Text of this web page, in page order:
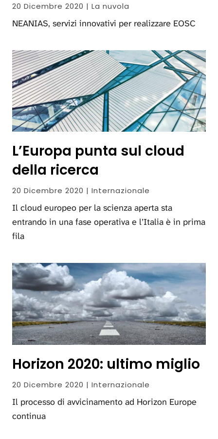
20 Dicembre 2020 | La nuvola
NEANIAS, servizi innovativi per realizzare EOSC
L’Europa punta sul cloud
della ricerca
20 Dicembre 2020 | Internazionale
Il cloud europeo per la scienza aperta sta
entrando in una fase operativa e l’Italia è in prima
fila
Horizon 2020: ultimo miglio
20 Dicembre 2020 | Internazionale
Il processo di avvicinamento ad Horizon Europe
continua